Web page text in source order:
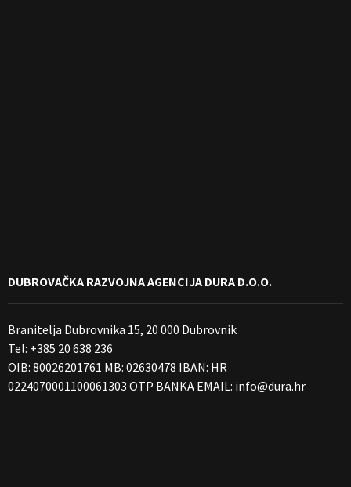
DUBROVAČKA RAZVOJNA AGENCIJA DURA D.O.O.
Branitelja Dubrovnika 15, 20 000 Dubrovnik
Tel: +385 20 638 236
OIB: 80026201761 MB: 02630478 IBAN: HR
0224070001100061303 OTP BANKA EMAIL: info@dura.hr